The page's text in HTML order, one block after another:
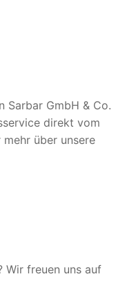
Sarbar GmbH & Co.
direkt vom
über unsere
Wir freuen uns auf